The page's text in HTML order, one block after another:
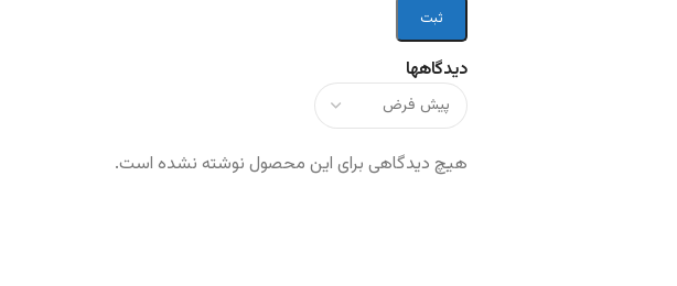
دیدگاهها
هیچ دیدگاهی برای این محصول نوشته نشده است.